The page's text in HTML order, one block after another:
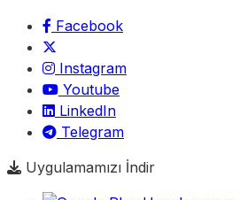
Facebook
Instagram
Youtube
LinkedIn
Telegram
Uygulamamızı İndir